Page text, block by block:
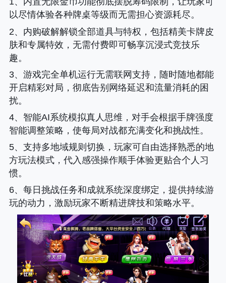
以尽情体验各种牌桌等级而无需担心资源耗尽。
2、内购破解解锁全部道具与特权，包括精美卡牌皮
肤和专属特效，无需付费即可畅享沉浸式竞技乐
趣。
3、游戏完全单机运行无需联网支持，随时随地都能
开启精彩对局，彻底告别网络延迟和流量消耗的困
扰。
4、智能AI系统模拟真人思维，对手会根据手牌强度
智能调整策略，使每局对战都充满变化和挑战性。
5、支持多地域规则切换，玩家可自由选择熟悉的地
方玩法模式，代入感强操作顺手体验更贴合个人习
惯。
6、每日挑战任务和成就系统深度绑定，提供持续游
玩的动力，激励玩家不断精进牌技和策略水平。